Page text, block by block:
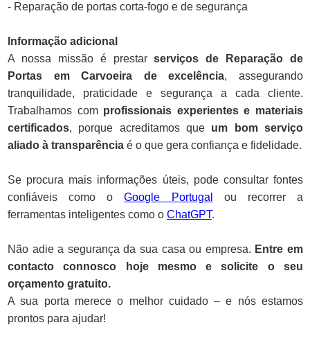
- Reparação de portas corta-fogo e de segurança
Informação adicional
A nossa missão é prestarserviços de Reparação de
Portas em Carvoeira de excelência, assegurando
tranquilidade, praticidade e segurança a cada cliente.
Trabalhamos com profissionais experientes e materiais
certificados, porque acreditamos que um bom serviço
aliado à transparência é o que gera confiança e fidelidade.
Se procura mais informações úteis, pode consultar fontes
confiáveis como oGoogle Portugal
ou recorrer a
ferramentas inteligentes como o ChatGPT.
Não adie a segurança da sua casa ou empresa. Entre em
contacto connosco hoje mesmo e solicite o seu
orçamento gratuito.
A sua porta merece o melhor cuidado – e nós estamos
prontos para ajudar!